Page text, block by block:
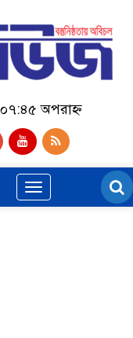
অপরাহ্ন
Toggle
navigation